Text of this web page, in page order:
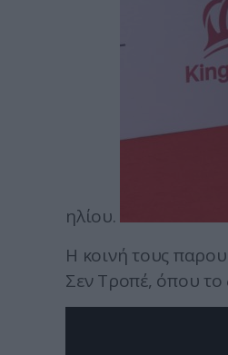
ηλίου.
Η κοινή τους
Σεν Τροπέ, όπου το